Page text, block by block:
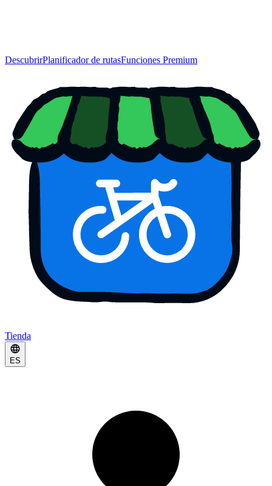
DescubrirPlanificador de rutasFunciones Premium
Tienda
ES